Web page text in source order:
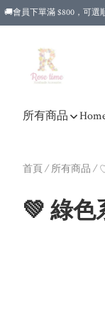
🚚會員下單滿 $800，可選
所有商品
首頁/ 所有商品 /
💚 綠色